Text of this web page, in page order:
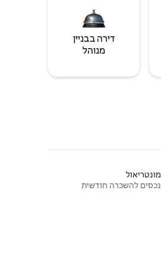
דירה בבניין
מנוהל
מונטריאול
נכסים להשכרה חודשית